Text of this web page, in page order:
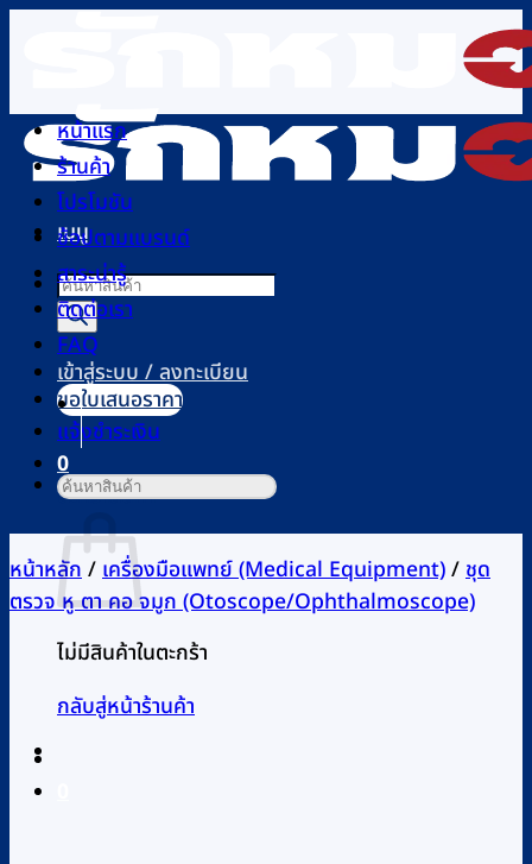
เนื้อหา
เมนู
Products
search
เข้าสู่ระบบ / ลงทะเบียน
0
ตะกร้าสินค้า
ไม่มีสินค้าในตะกร้า
กลับสู่หน้าร้านค้า
หน้าแรก
ร้านค้า
โปรโมชัน
ช้อปตามแบรนด์
สาระน่ารู้
ติดต่อเรา
FAQ
ขอใบเสนอราคา
แจ้งชำระเงิน
ค้นหา:
หน้าหลัก/เครื่องมือแพทย์ (Medical Equipment)/ชุด
ตรวจ หู ตา คอ จมูก (Otoscope/Ophthalmoscope)